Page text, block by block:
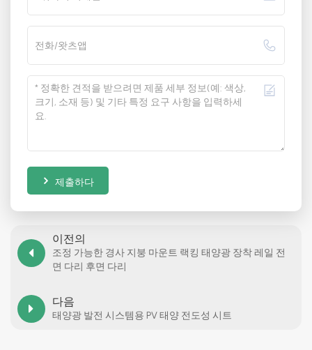
제출하다
이전의
조정 가능한 경사 지붕 마운트 랙킹 태양광 장착 레일 전
면 다리 후면 다리
다음
태양광 발전 시스템용 PV 태양 전도성 시트